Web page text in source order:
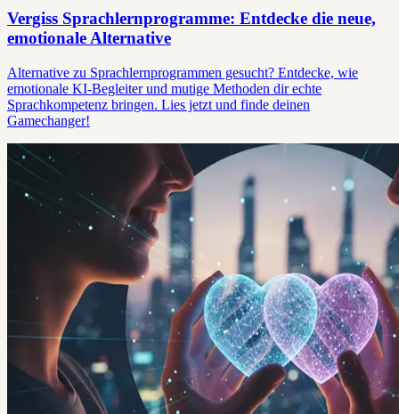
Vergiss Sprachlernprogramme: Entdecke die neue,
emotionale Alternative
Alternative zu Sprachlernprogrammen gesucht? Entdecke, wie
emotionale KI-Begleiter und mutige Methoden dir echte
Sprachkompetenz bringen. Lies jetzt und finde deinen
Gamechanger!